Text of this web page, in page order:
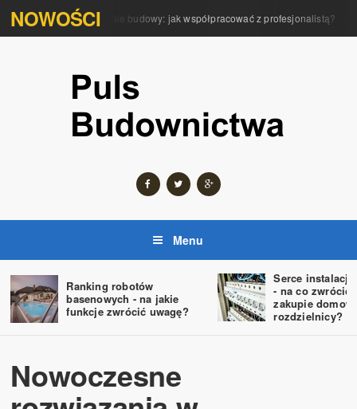
NOWOŚCI
architekta w procesie budowy: jak współpracować z profesjonalistą?
Menu
Ranking robotów
basenowych - na jakie
funkcje zwrócić uwagę?
Serce instalacji
- na co zwrócić
zakupie
rozdzielnicy?
Nowoczesne